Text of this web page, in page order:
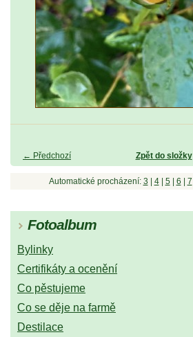
← Předchozí Zpět do složky
Automatické procházení: 3 4| 5| 6 7
Fotoalbum
Bylinky
Certifikáty a ocenění
Co pěstujeme
Co se děje na farmě
Destilace